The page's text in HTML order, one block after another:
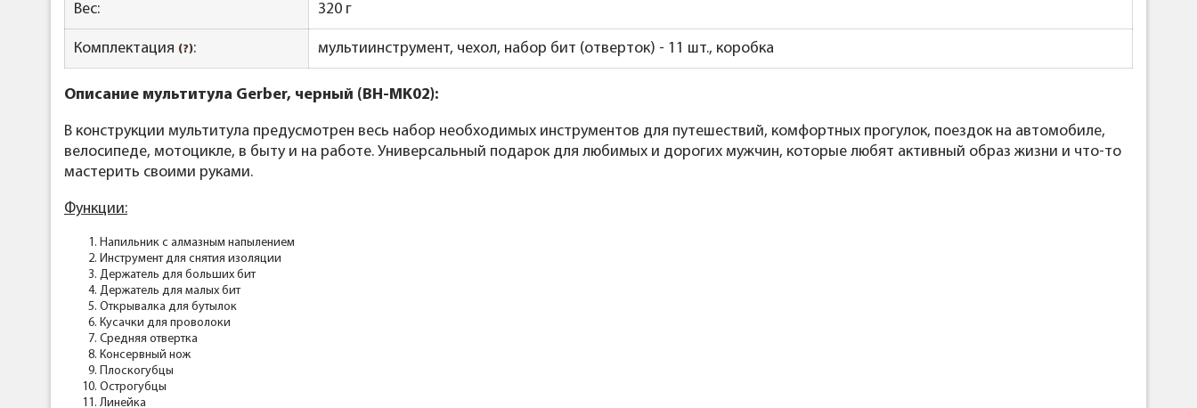
Вес: 320 г
Комплектация (?): мультиинструмент, чехол, набор бит (отверток) - 11 шт., коробка
Описание мультитула Gerber, черный (BH-MK02):
В конструкции мультитула предусмотрен весь набор необходимых инструментов для путешествий, комфортных прогулок, поездок на автомобиле,
велосипеде, мотоцикле, в быту и на работе. Универсальный подарок для любимых и дорогих мужчин, которые любят активный образ жизни и что-то
мастерить своими руками.
Функции:
Напильник с алмазным напылением
Инструмент для снятия изоляции
Держатель для больших бит
Держатель для малых бит
Открывалка для бутылок
Кусачки для проволоки
Средняя отвертка
Консервный нож
Плоскогубцы
Острогубцы
Линейка